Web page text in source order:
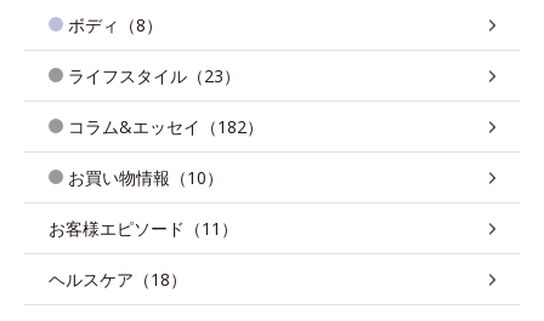
ボディ（8）
ライフスタイル（23）
コラム&エッセイ（182）
お買い物情報（10）
お客様エピソード（11）
ヘルスケア（18）